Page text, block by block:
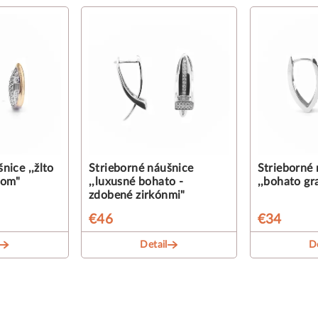
,,žlto
Strieborné náušnice
,,luxusné bohato -
zdobené zirkónmi"
€46
Detail
Strieborné
,,bohato
€34